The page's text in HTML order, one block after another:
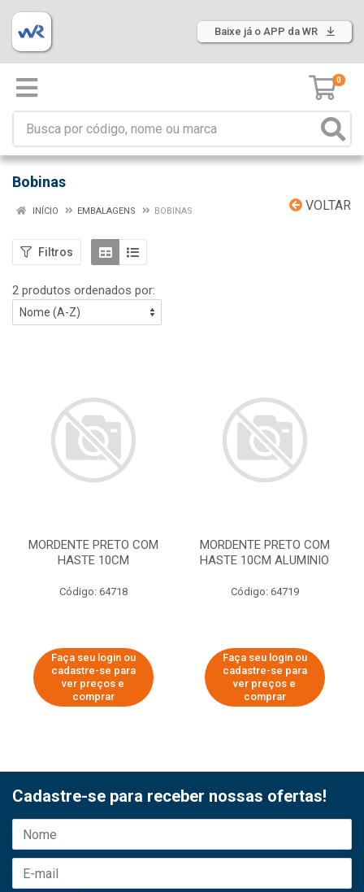
Baixe já o APP da WR
0
Bobinas
VOLTAR
INÍCIO EMBALAGENS BOBINAS
Filtros
2 produtos ordenados por:
MORDENTE PRETO COM
HASTE 10CM
Código: 64718
Faça seu login ou
cadastre-se para
ver preços e
comprar
MORDENTE PRETO COM
HASTE 10CM ALUMINIO
Código: 64719
Faça seu login ou
cadastre-se para
ver preços e
comprar
Cadastre-se para receber nossas ofertas!